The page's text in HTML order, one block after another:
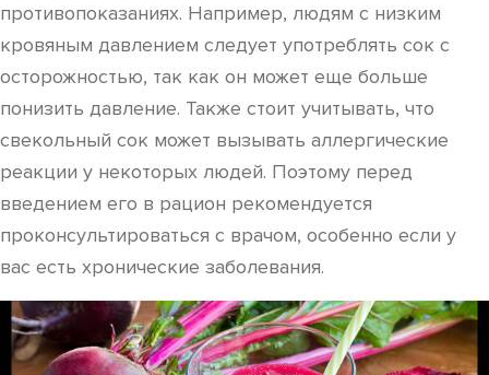
противопоказаниях. Например, людям с низким
кровяным давлением следует употреблять сок с
осторожностью, так как он может еще больше
понизить давление. Также стоит учитывать, что
свекольный сок может вызывать аллергические
реакции у некоторых людей. Поэтому перед
введением его в рацион рекомендуется
проконсультироваться с врачом, особенно если у
вас есть хронические заболевания.